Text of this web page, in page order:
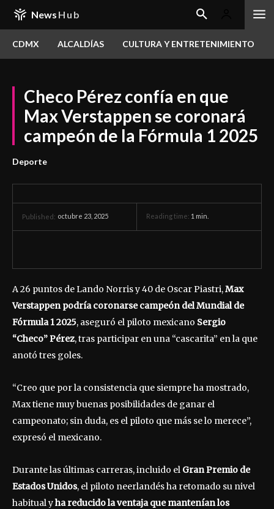
News Hub
CDMX ALCALDÍAS CULTURA Y ENTRETENIMIENTO
Checo Pérez confía en que
Max Verstappen se coronará
campeón de la Fórmula 1 2025
Deporte
Published: octubre 23, 2025 Reading time: 1 min.
A 26 puntos de Lando Norris y 40 de Oscar Piastri,Max
Verstappen podría coronarse campeón del Mundial de
Fórmula 1 2025, aseguró el piloto mexicano Sergio
“Checo” Pérez, tras participar en una “cascarita” en la que
anotó tres goles.
“Creo que por la consistencia que siempre ha mostrado,
Max tiene muy buenas posibilidades de ganar el
campeonato; sin duda, es el piloto que más se lo merece”,
expresó el mexicano.
Durante las últimas carreras, incluido el Gran Premio de
Estados Unidos, el piloto neerlandés ha retomado su nivel
habitual yha reducido la ventaja que mantenían los